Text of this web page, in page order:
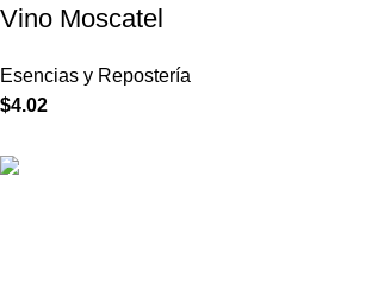
Vino Moscatel
Esencias y Repostería
$4.02